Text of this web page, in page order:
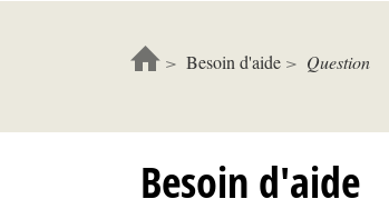
Besoin d'aide Question
Besoin d'aide